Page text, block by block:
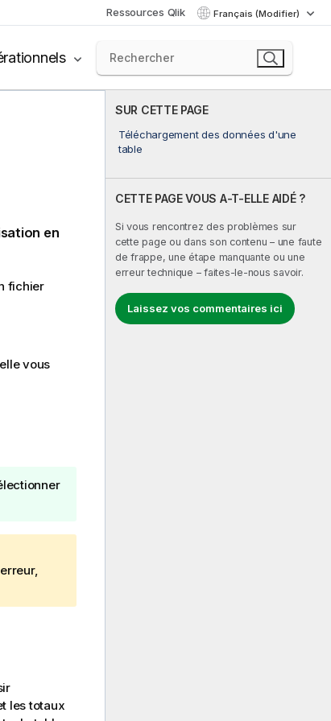
Ressources Qlik Français (Modifier)
SUR CETTE PAGE
Téléchargement des données d'une
table
CETTE PAGE VOUS A-T-ELLE AIDÉ ?
Si vous rencontrez des problèmes sur
cette page ou dans son contenu – une faute
de frappe, une étape manquante ou une
erreur technique – faites-le-nous savoir.
Laissez vos commentaires ici
en
fichier
vous
les totaux